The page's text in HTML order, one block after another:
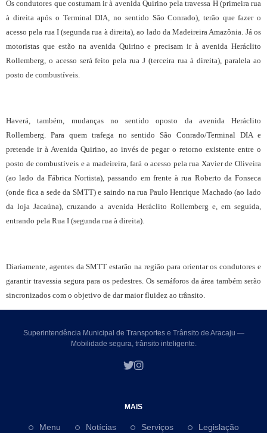
Os condutores que costumam ir à avenida Quirino pela travessa H (primeira rua
à direita após o Terminal DIA, no sentido São Conrado), terão que fazer o
acesso pela rua I (segunda rua à direita), ao lado da Madeireira Amazônia. Já os
motoristas que estão na avenida Quirino e precisam ir à avenida Heráclito
Rollemberg, o acesso será feito pela rua J (terceira rua à direita), paralela ao
posto de combustíveis.
Haverá, também, mudanças no sentido oposto da avenida Heráclito
Rollemberg. Para quem trafega no sentido São Conrado/Terminal DIA e
pretende ir à Avenida Quirino, ao invés de pegar o retorno existente entre o
posto de combustíveis e a madeireira, fará o acesso pela rua Xavier de Oliveira
(ao lado da Fábrica Nortista), passando em frente à rua Roberto da Fonseca
(onde fica a sede da SMTT) e saindo na rua Paulo Henrique Machado (ao lado
da loja Jacaúna), cruzando a avenida Heráclito Rollemberg e, em seguida,
entrando pela Rua I (segunda rua à direita).
Diariamente, agentes da SMTT estarão na região para orientar os condutores e
garantir travessia segura para os pedestres. Os semáforos da área também serão
sincronizados com o objetivo de dar maior fluidez ao trânsito.
Superintendência Municipal de Transportes e Trânsito de Aracaju —
Mobilidade segura, trânsito inteligente.
MAIS
Menu Notícias Serviços
Legislação